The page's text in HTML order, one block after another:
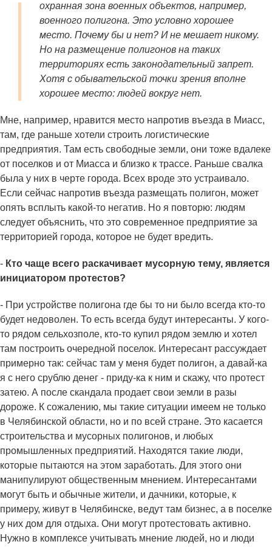
охранная зона военных объектов, например,
военного полигона. Это условно хорошее
место. Почему бы и нет? И не мешает никому.
Но на размещение полигонов на таких
территориях есть законодательный запрет.
Хотя с обывательской точки зрения вполне
хорошее место: людей вокруг нет.
Мне, например, нравится место напротив въезда в Миасс,
там, где раньше хотели строить логистические
предприятия. Там есть свободные земли, они тоже вдалеке
от поселков и от Миасса и близко к трассе. Раньше свалка
была у них в черте города. Всех вроде это устраивало.
Если сейчас напротив въезда размещать полигон, может
опять всплыть какой-то негатив. Но я повторю: людям
следует объяснить, что это современное предприятие за
территорией города, которое не будет вредить.
- Кто чаще всего раскачивает мусорную тему, является
инициатором протестов?
- При устройстве полигона где бы то ни было всегда кто-то
будет недоволен. То есть всегда будут интересанты. У кого-
то рядом сельхозполе, кто-то купил рядом землю и хотел
там построить очередной поселок. Интересант рассуждает
примерно так: сейчас там у меня будет полигон, а давай-ка
я с него срублю денег - приду-ка к ним и скажу, что протест
затею. А после скандала продает свои земли в разы
дороже. К сожалению, мы такие ситуации имеем не только
в Челябинской области, но и по всей стране. Это касается
строительства и мусорных полигонов, и любых
промышленных предприятий. Находятся такие люди,
которые пытаются на этом заработать. Для этого они
манипулируют общественным мнением. Интересантами
могут быть и обычные жители, и дачники, которые, к
примеру, живут в Челябинске, ведут там бизнес, а в поселке
у них дом для отдыха. Они могут протестовать активно.
Нужно в комплексе учитывать мнение людей, но и люди